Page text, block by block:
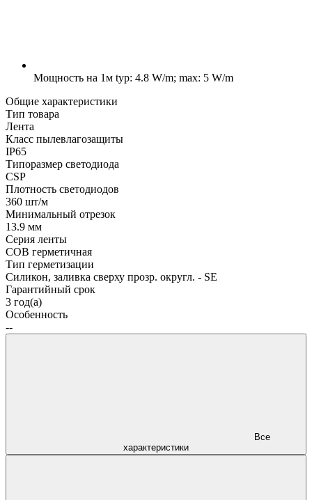
Мощность на 1м typ: 4.8 W/m; max: 5 W/m
Общие характеристики
Тип товара
Лента
Класс пылевлагозащиты
IP65
Типоразмер светодиода
CSP
Плотность светодиодов
360 шт/м
Минимальный отрезок
13.9 мм
Серия ленты
COB герметичная
Тип герметизации
Силикон, заливка сверху прозр. округл. - SE
Гарантийный срок
3 год(а)
Особенность
--
характеристики